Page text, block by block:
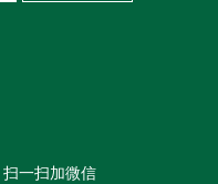
扫一扫加微信